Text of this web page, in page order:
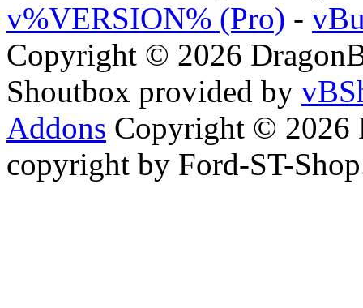
v%VERSION% (Pro) -
Copyright © 2026
Shoutbox provided by
Addons Copyright © 2026
copyright by Ford-ST-